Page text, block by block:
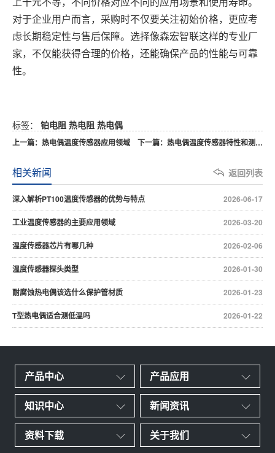
对于企业用户而言，采购时不仅要关注初始价格，更应考
虑长期稳定性与售后保障。选择像森宏智联这样的专业厂
家，不仅能获得合理的价格，还能确保产品的性能与可靠
性。
标签： 铂电阻 热电阻 热电偶
上一篇：热电偶温度传感器应用领域 下一篇：热电偶温度传感器特性和测温原理
返回列表
相关新闻
2026-06-17
深入解析PT100温度传感器的优势与特点
2026-03-20
工业温度传感器的主要应用领域
2026-02-06
温度传感器芯片有哪几种
2026-01-30
温度传感器探头类型
2026-01-23
耐腐蚀热电偶该选什么保护管材质
2026-01-22
T型热电偶适合测低温吗
产品中心 产品应用
知识中心 新闻资讯
资料下载 关于我们